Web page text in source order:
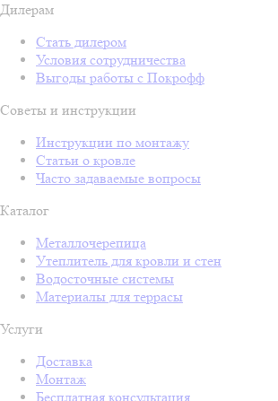
Дилерам
Стать дилером
Условия сотрудничества
Выгоды работы с Покрофф
Советы и инструкции
Инструкции по монтажу
Статьи о кровле
Часто задаваемые вопросы
Каталог
Металлочерепица
Утеплитель для кровли и стен
Водосточные системы
Материалы для террасы
Услуги
Доставка
Монтаж
Бесплатная консультация